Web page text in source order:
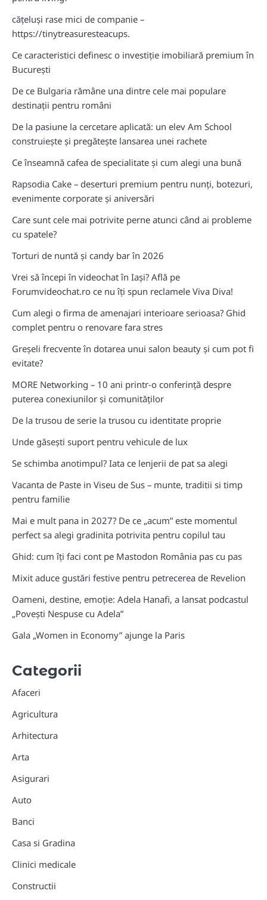
cățeluși rase mici de companie –
https://tinytreasuresteacups.
Ce caracteristici definesc o investiție imobiliară premium în
București
De ce Bulgaria rămâne una dintre cele mai populare
destinații pentru români
De la pasiune la cercetare aplicată: un elev Am School
construiește și pregătește lansarea unei rachete
Ce înseamnă cafea de specialitate și cum alegi una bună
Rapsodia Cake – deserturi premium pentru nunți, botezuri,
evenimente corporate și aniversări
Care sunt cele mai potrivite perne atunci când ai probleme
cu spatele?
Torturi de nuntă și candy bar în 2026
Vrei să începi în videochat în Iași? Află pe
Forumvideochat.ro ce nu îți spun reclamele Viva Diva!
Cum alegi o firma de amenajari interioare serioasa? Ghid
complet pentru o renovare fara stres
Greșeli frecvente în dotarea unui salon beauty și cum pot fi
evitate?
MORE Networking – 10 ani printr-o conferință despre
puterea conexiunilor și comunităților
De la trusou de serie la trusou cu identitate proprie
Unde găsești suport pentru vehicule de lux
Se schimba anotimpul? Iata ce lenjerii de pat sa alegi
Vacanta de Paste in Viseu de Sus – munte, traditii si timp
pentru familie
Mai e mult pana in 2027? De ce „acum” este momentul
perfect sa alegi gradinita potrivita pentru copilul tau
Ghid: cum îți faci cont pe Mastodon România pas cu pas
Mixit aduce gustări festive pentru petrecerea de Revelion
Oameni, destine, emoție: Adela Hanafi, a lansat podcastul
„Povești Nespuse cu Adela”
Gala „Women in Economy” ajunge la Paris
Categorii
Afaceri
Agricultura
Arhitectura
Arta
Asigurari
Auto
Banci
Casa si Gradina
Clinici medicale
Constructii